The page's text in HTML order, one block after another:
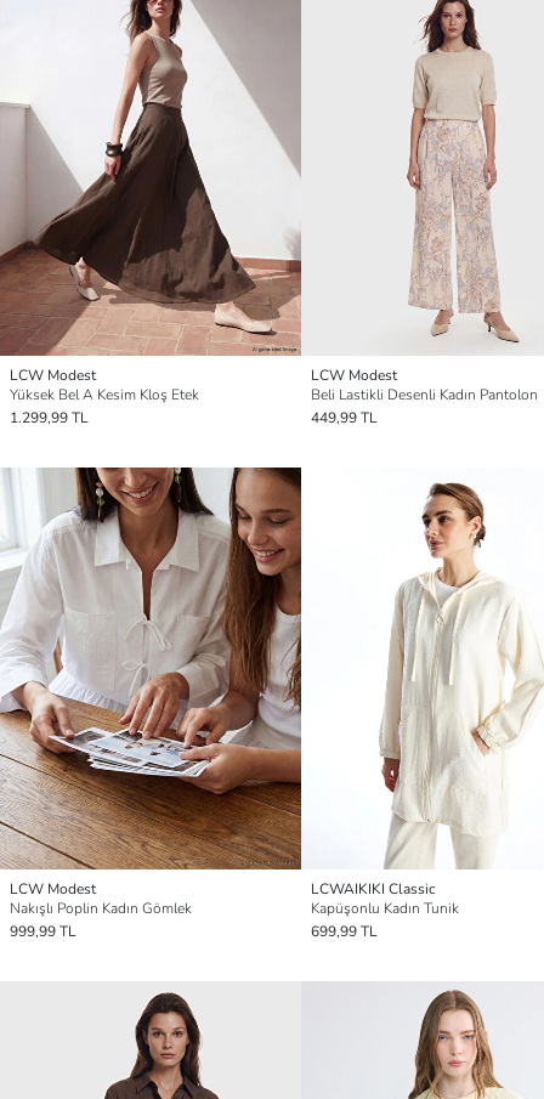
LCW Modest
Yüksek Bel A Kesim Kloş Etek
1.299,99 TL
LCW Modest
Beli Lastikli Desenli Kadın Pantolon
449,99 TL
LCW Modest
Nakışlı Poplin Kadın Gömlek
999,99 TL
LCWAIKIKI Classic
Kapüşonlu Kadın Tunik
699,99 TL